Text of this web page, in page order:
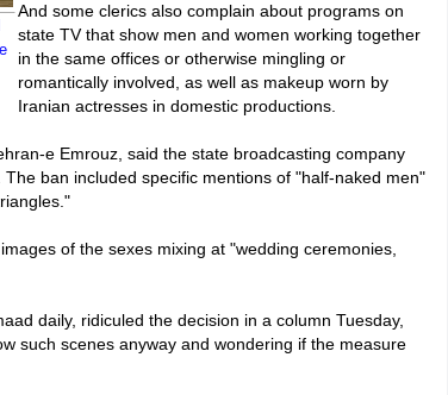
And some clerics also complain about programs on
state TV that show men and women working together
in the same offices or otherwise mingling or
romantically involved, as well as makeup worn by
Iranian actresses in domestic productions.
e Emrouz, said the state broadcasting company
ban included specific mentions of "half-naked men"
of the sexes mixing at "wedding ceremonies,
daily, ridiculed the decision in a column Tuesday,
such scenes anyway and wondering if the measure